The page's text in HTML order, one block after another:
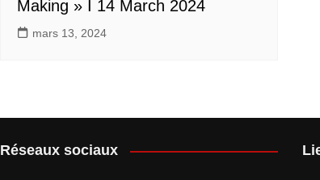
Making » I 14 March 2024
mars 13, 2024
Réseaux sociaux